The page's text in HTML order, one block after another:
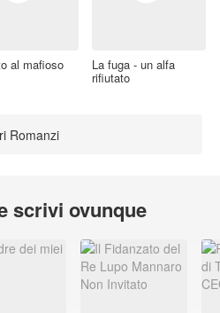
al mafioso La fuga - un alfa
rifiutato
Romanzi
scrivi ovunque